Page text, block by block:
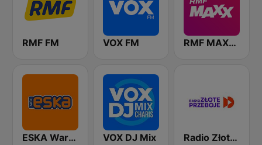
RMF FM VOX FM RMF MAXXX
ESKA Warszawa VOX DJ Mix Radio Złote Przeboje